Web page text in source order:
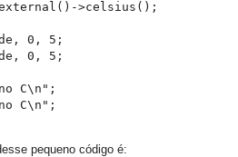
>celsius();
0, 5;
0, 5;
C\n";
C\n";
pequeno código é: